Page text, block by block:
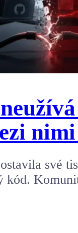
své
kód.